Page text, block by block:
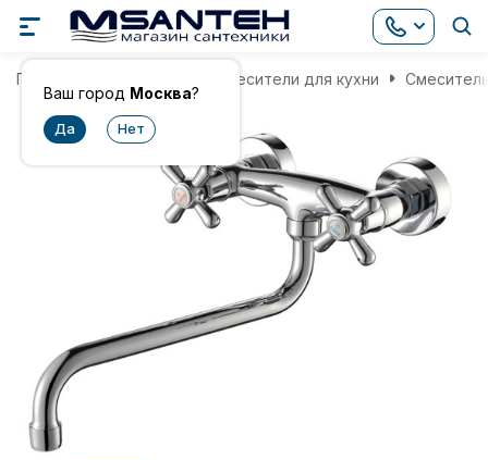
Ваш город Москва?
Главная Смесители для кухни